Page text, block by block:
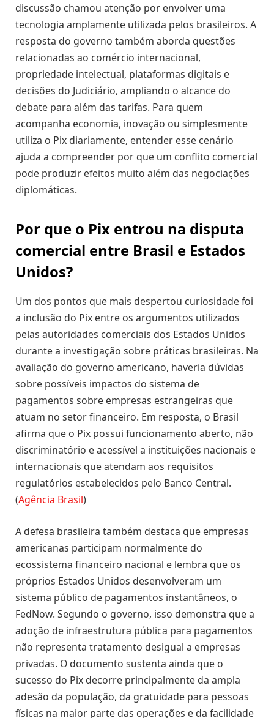
discussão chamou atenção por envolver uma
tecnologia amplamente utilizada pelos brasileiros. A
resposta do governo também aborda questões
relacionadas ao comércio internacional,
propriedade intelectual, plataformas digitais e
decisões do Judiciário, ampliando o alcance do
debate para além das tarifas. Para quem
acompanha economia, inovação ou simplesmente
utiliza o Pix diariamente, entender esse cenário
ajuda a compreender por que um conflito comercial
pode produzir efeitos muito além das negociações
diplomáticas.
Por que o Pix entrou na disputa
comercial entre Brasil e Estados
Unidos?
Um dos pontos que mais despertou curiosidade foi
a inclusão do Pix entre os argumentos utilizados
pelas autoridades comerciais dos Estados Unidos
durante a investigação sobre práticas brasileiras. Na
avaliação do governo americano, haveria dúvidas
sobre possíveis impactos do sistema de
pagamentos sobre empresas estrangeiras que
atuam no setor financeiro. Em resposta, o Brasil
afirma que o Pix possui funcionamento aberto, não
discriminatório e acessível a instituições nacionais e
internacionais que atendam aos requisitos
regulatórios estabelecidos pelo Banco Central.
(Agência Brasil)
A defesa brasileira também destaca que empresas
americanas participam normalmente do
ecossistema financeiro nacional e lembra que os
próprios Estados Unidos desenvolveram um
sistema público de pagamentos instantâneos, o
FedNow. Segundo o governo, isso demonstra que a
adoção de infraestrutura pública para pagamentos
não representa tratamento desigual a empresas
privadas. O documento sustenta ainda que o
sucesso do Pix decorre principalmente da ampla
adesão da população, da gratuidade para pessoas
físicas na maior parte das operações e da facilidade